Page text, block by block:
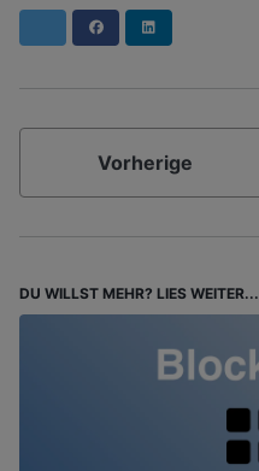
Facebook
Vorherige
DU WILLST MEHR? LIES WEITER...